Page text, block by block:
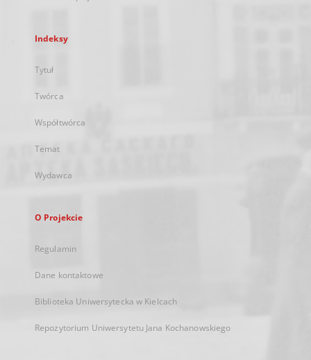
Indeksy
Tytuł
Twórca
Współtwórca
Temat
Wydawca
O Projekcie
Regulamin
Dane kontaktowe
Biblioteka Uniwersytecka w Kielcach
Repozytorium Uniwersytetu Jana Kochanowskiego